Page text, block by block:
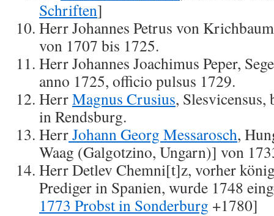
Schriften]
Herr Johannes Petrus von
von 1707 bis 1725.
Herr Johannes Joachimus Peper,
anno 1725, officio pulsus 1729.
HerrMagnus Crusius, Slesvicensus,
in Rendsburg.
HerrJohann Georg Messarosch,
Waag (Galgotzino, Ungarn)] von
Herr Detlev Chemni[t]z, vorher
Prediger in Spanien, wurde 1748
1773 Probst in Sonderburg +1780]